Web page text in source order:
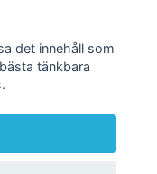
det innehåll som
tänkbara